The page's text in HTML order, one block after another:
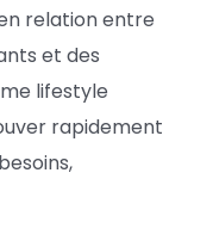
relation entre
et des
lifestyle
rapidement